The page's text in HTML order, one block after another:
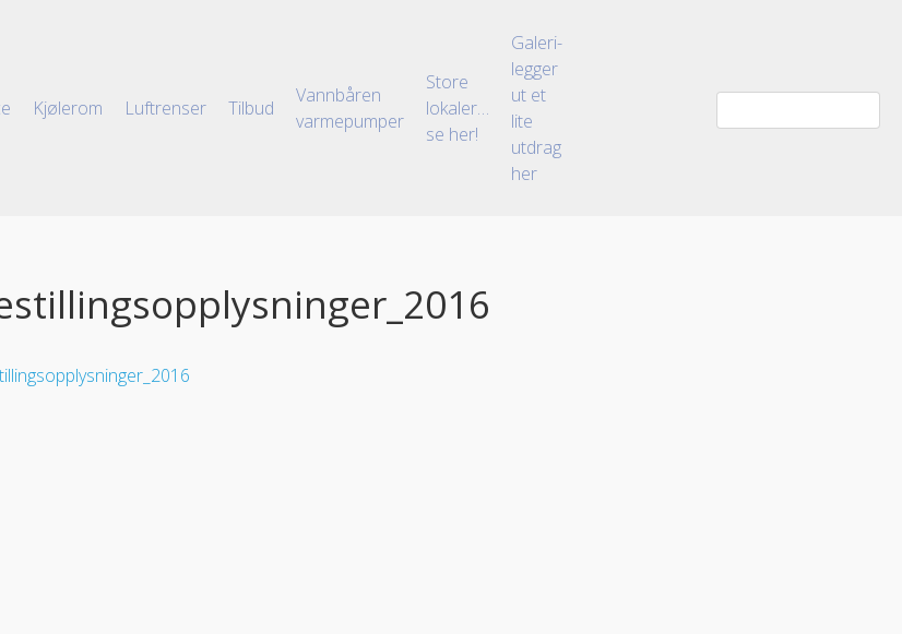
Kjølerom Luftrenser Tilbud
Vannbåren
varmepumper
Store
lokaler…
se her!
Galeri-
legger
ut et
lite
utdrag
her